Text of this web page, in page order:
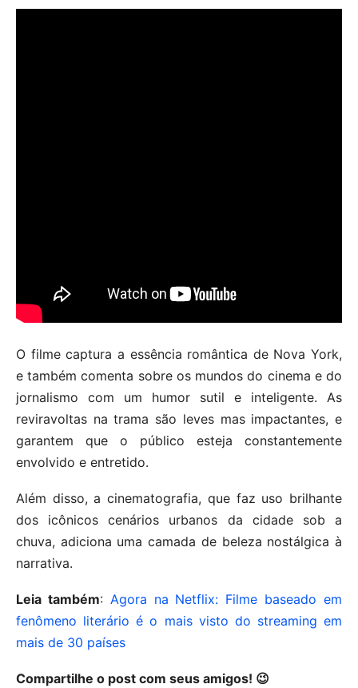
O filme captura a essência romântica de Nova York,
e também comenta sobre os mundos do cinema e do
jornalismo com um humor sutil e inteligente. As
reviravoltas na trama são leves mas impactantes, e
garantem que o público esteja constantemente
envolvido e entretido.
Além disso, a cinematografia, que faz uso brilhante
dos icônicos cenários urbanos da cidade sob a
chuva, adiciona uma camada de beleza nostálgica à
narrativa.
Leia também: Agora na Netflix: Filme baseado em
fenômeno literário é o mais visto do streaming em
mais de 30 países
Compartilhe o post com seus amigos! 😉